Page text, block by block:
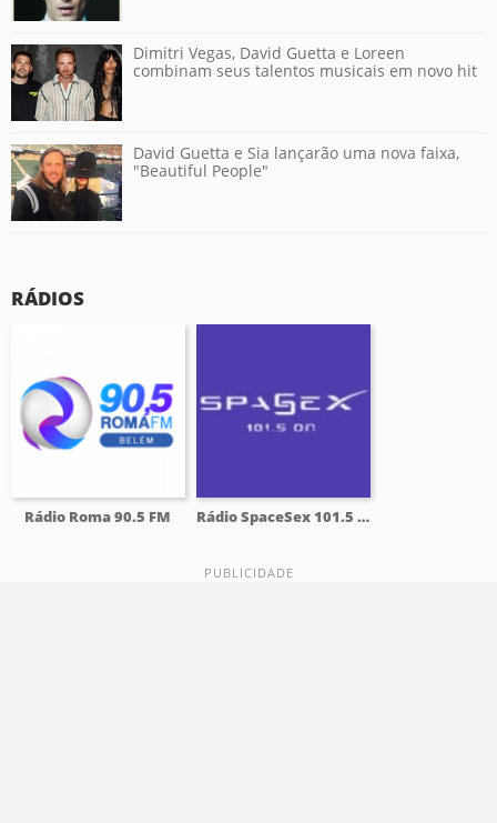
Dimitri Vegas, David Guetta e Loreen
combinam seus talentos musicais em novo hit
David Guetta e Sia lançarão uma nova faixa,
"Beautiful People"
RÁDIOS
Rádio Roma 90.5 FM Rádio SpaceSex 101.5 FM